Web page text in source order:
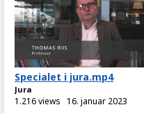
Specialet i jura.mp4
Jura
1.216 views 16. januar 2023